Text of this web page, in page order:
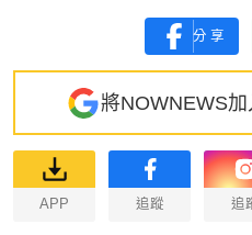
分享
將NOWNEWS
APP 追蹤 追